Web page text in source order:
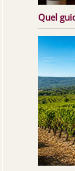
Quel